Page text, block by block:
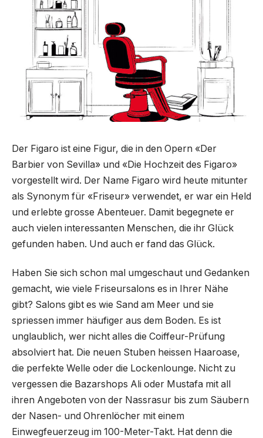
Der Figaro ist eine Figur, die in den Opern «Der
Barbier von Sevilla» und «Die Hochzeit des Figaro»
vorgestellt wird. Der Name Figaro wird heute mitunter
als Synonym für «Friseur» verwendet, er war ein Held
und erlebte grosse Abenteuer. Damit begegnete er
auch vielen interessanten Menschen, die ihr Glück
gefunden haben. Und auch er fand das Glück.
Haben Sie sich schon mal umgeschaut und Gedanken
gemacht, wie viele Friseursalons es in Ihrer Nähe
gibt? Salons gibt es wie Sand am Meer und sie
spriessen immer häufiger aus dem Boden. Es ist
unglaublich, wer nicht alles die Coiffeur-­Prüfung
absolviert hat. Die neuen Stuben heissen Haaroase,
die perfekte Welle oder die Lockenlounge. Nicht zu
vergessen die Bazarshops Ali oder Mustafa mit all
ihren Angeboten von der Nassrasur bis zum Säubern
der Nasen- und Ohrenlöcher mit einem
Einwegfeuerzeug im 100-Meter-Takt. Hat denn die